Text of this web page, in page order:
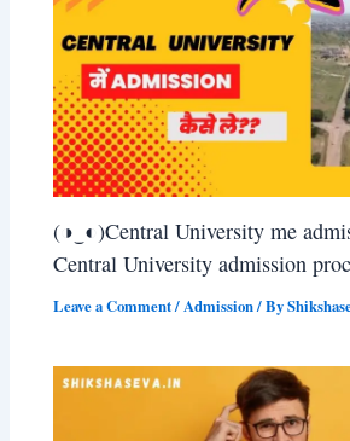
(◑‿◐)Central University me
Central University admission
Leave a Comment/Admission/ By